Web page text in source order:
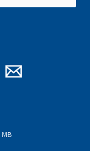
MB